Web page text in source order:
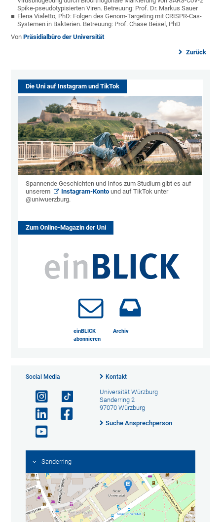
Spike-pseudotypisierten Viren. Betreuung: Prof. Dr. Markus Sauer
Elena Vialetto, PhD: Folgen des Genom-Targeting mit CRISPR-Cas-
Systemen in Bakterien. Betreuung: Prof. Chase Beisel, PhD
VonPräsidialbüro der Universität
Zurück
Die Uni auf Instagram und TikTok
Spannende Geschichten und Infos zum Studium gibt es auf
unserem
Instagram-Konto und auf TikTok unter
@uniwuerzburg.
Zum Online-Magazin der Uni
einBLICK
abonnieren
Archiv
Social Media Kontakt
Universität Würzburg
Sanderring 2
97070 Würzburg
Suche Ansprechperson
Sanderring